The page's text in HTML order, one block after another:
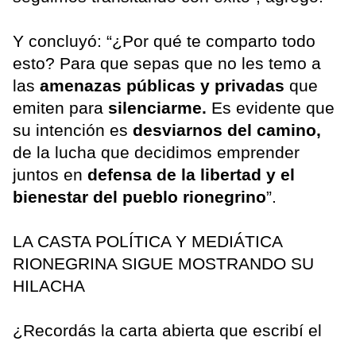
Y concluyó: “¿Por qué te comparto todo
esto? Para que sepas que no les temo a
las amenazas públicas y privadas que
emiten para silenciarme. Es evidente que
su intención es desviarnos del camino,
de la lucha que decidimos emprender
juntos en defensa de la libertad y el
bienestar del pueblo rionegrino”.
LA CASTA POLÍTICA Y MEDIÁTICA
RIONEGRINA SIGUE MOSTRANDO SU
HILACHA
¿Recordás la carta abierta que escribí el